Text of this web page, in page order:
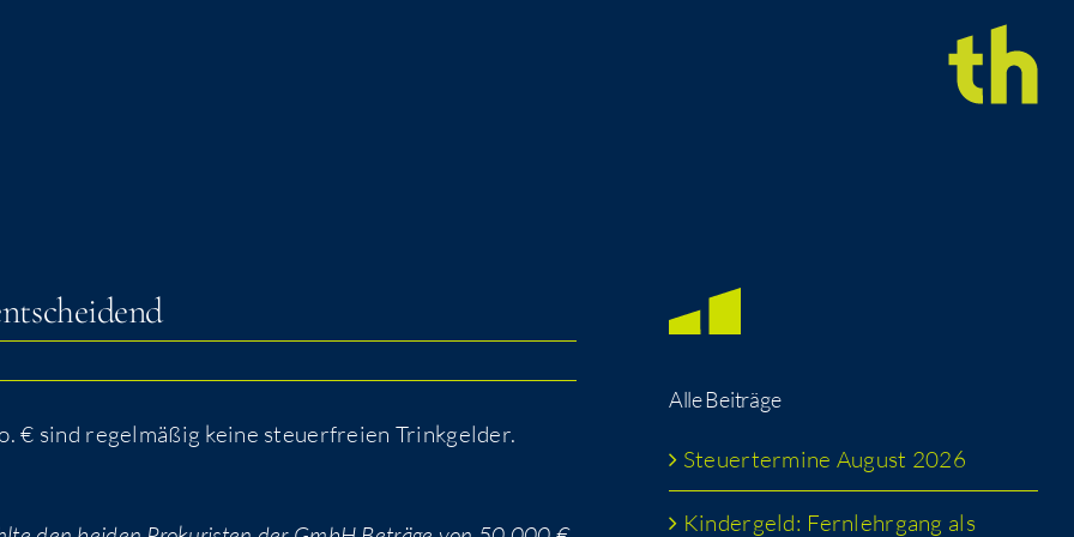
€ sind regel­mä­ßig kei­ne steu­er­frei­en Trinkgelder.
Alle Bei­trä­ge
Steu­er­ter­mi­ne August 2026
Kin­der­geld: Fern­lehr­gang als